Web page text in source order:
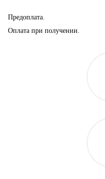
Предоплата.
Оплата при получении.